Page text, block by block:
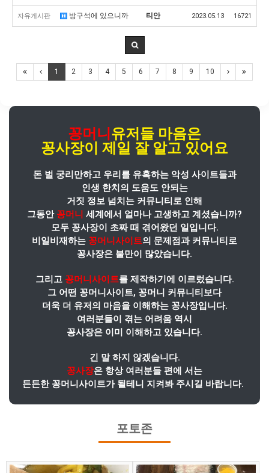
자유게시판 방구석에 있으니까 티안 2023.05.13 16721
1 2 3 4 5 6 7 8 9 10
꽁머니 유저들 마음은
꽁사장이 제일 잘 알고 있어요
돈 벌 궁리만하고 우리를 유혹하는 악성 사이트들과
인생 한치의 도움도 안되는
거짓 정보 넘치는 커뮤니티로 인해
그동안 꽁머니 세계에서 얼마나 고생하고 계셨습니까?
모두 꽁사장이 초짜 때 겪어왔던 일입니다.
비일비재하는 꽁머니사이트의 문제점과 커뮤니티로
꽁사장은 불만이 많았습니다.
그리고 꽁머니사이트를 제작하기에 이르렀습니다.
그 어떤 꽁머니사이트, 꽁머니 커뮤니티보다
더욱 더 유저의 마음을 이해하는 꽁사장입니다.
여러분들이 겪는 어려움 역시
꽁사장은 이미 이해하고 있습니다.
긴 말 하지 않겠습니다.
꽁사장은 항상 여러분들 편에 서는
든든한 꽁머니사이트가 될테니 지켜봐 주시길 바랍니다.
포토존